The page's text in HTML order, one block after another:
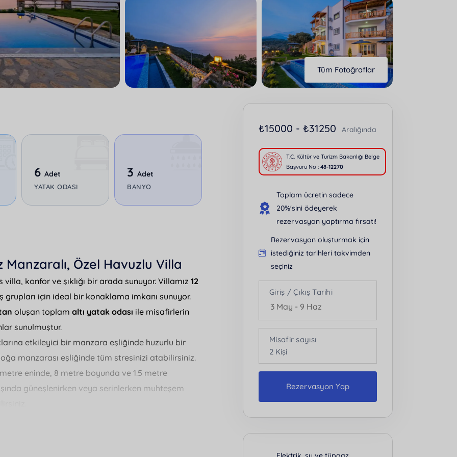
Tüm Fotoğraflar
6 Adet
YATAK ODASI
3 Adet
BANYO
Özel Havuzlu Villa
konfor ve şıklığı bir arada sunuyor. Villamız 12
grupları için ideal bir konaklama imkanı sunuyor.
oluşan toplam altı yatak odası ile misafirlerin
sunulmuştur.
etkileyici bir manzara eşliğinde huzurlu bir
manzarası eşliğinde tüm stresinizi atabilirsiniz.
eninde, 8 metre boyunda ve 1.5 metre
güneşlenirken veya serinlerken muhteşem
₺15000 - ₺31250 Aralığında
T.C. Kültür ve Turizm Bakanlığı Belge
Başvuru No : 48-12270
Toplam ücretin sadece
20%'sini ödeyerek
rezervasyon yaptırma fırsatı!
Rezervasyon oluşturmak için
istediğiniz tarihleri takvimden
seçiniz
Giriş / Çıkış Tarihi
Misafir sayısı
2 Kişi
Kişi Sayısı
Rezervasyon Yap